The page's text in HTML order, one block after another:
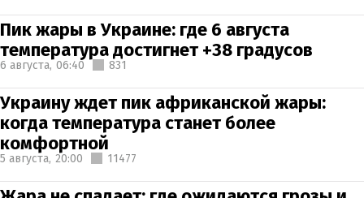
Пик жары в Украине: где 6 августа
температура достигнет +38 градусов
6 августа, 06:40 831
Украину ждет пик африканской жары:
когда температура станет более
комфортной
5 августа, 20:00 11477